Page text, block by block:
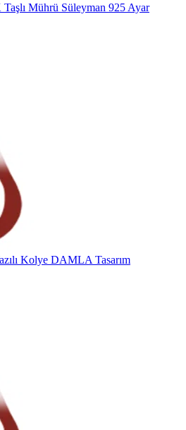
Taşlı Mührü Süleyman 925 Ayar
Kolye DAMLA Tasarım